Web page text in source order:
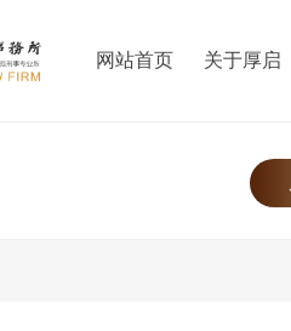
网站首页 关于厚启